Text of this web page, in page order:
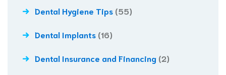
Dental Hygiene Tips (55)
Dental Implants (16)
Dental Insurance and Financing (2)